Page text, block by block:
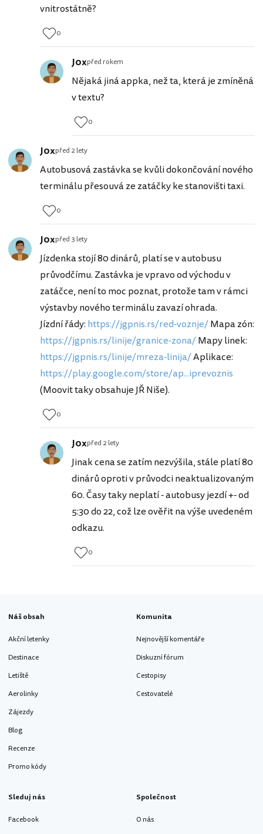
vnitrostátně?
0
J0xpřed rokem
Nějaká jiná appka, než ta, která je zmíněná
v textu?
0
J0xpřed 2 lety
Autobusová zastávka se kvůli dokončování nového
terminálu přesouvá ze zatáčky ke stanovišti taxi.
0
J0xpřed 3 lety
Jízdenka stojí 80 dinárů, platí se v autobusu
průvodčímu. Zastávka je vpravo od východu v
zatáčce, není to moc poznat, protože tam v rámci
výstavby nového terminálu zavazí ohrada.
Jízdní řády: https://jgpnis.rs/red-voznje/Mapa zón:
https://jgpnis.rs/linije/granice-zona/Mapy linek:
https://jgpnis.rs/linije/mreza-linija/Aplikace:
https://play.google.com/store/ap...iprevoznis
(Moovit taky obsahuje JŘ Niše).
0
J0xpřed 2 lety
Jinak cena se zatím nezvýšila, stále platí 80
dinárů oproti v průvodci neaktualizovaným
60. Časy taky neplatí - autobusy jezdí +- od
5:30 do 22, což lze ověřit na výše uvedeném
odkazu.
0
Náš obsah
Akční letenky
Destinace
Letiště
Aerolinky
Zájezdy
Blog
Recenze
Promo kódy
Komunita
Nejnovější komentáře
Diskuzní fórum
Cestopisy
Cestovatelé
Sleduj nás
Facebook
Společnost
O nás